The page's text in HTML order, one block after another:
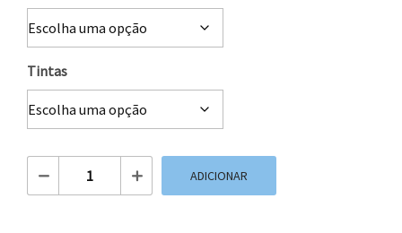
Tintas
Quantidade de Saco Plastico Recortada 35 x 40
ADICIONAR